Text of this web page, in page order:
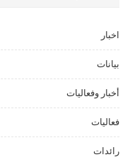
اخبار
بيانات
أخبار وفعاليات
فعاليات
رائدات